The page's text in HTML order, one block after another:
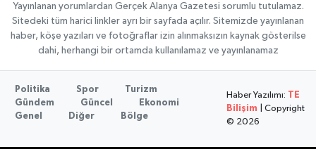
Yayınlanan yorumlardan Gerçek Alanya Gazetesi sorumlu tutulamaz.
Sitedeki tüm harici linkler ayrı bir sayfada açılır. Sitemizde yayınlanan
haber, köşe yazıları ve fotoğraflar izin alınmaksızın kaynak gösterilse
dahi, herhangi bir ortamda kullanılamaz ve yayınlanamaz
Politika Spor
Turizm
Gündem
Güncel
Ekonomi
Genel
Diğer Bölge
Haber Yazılımı:
TE
Bilişim | Copyright
© 2026